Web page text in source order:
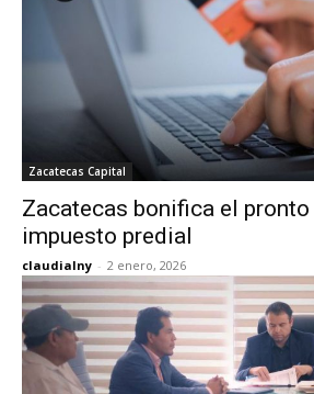
Zacatecas Capital
Zacatecas bonifica el pronto
impuesto predial
claudialny - 2 enero, 2026